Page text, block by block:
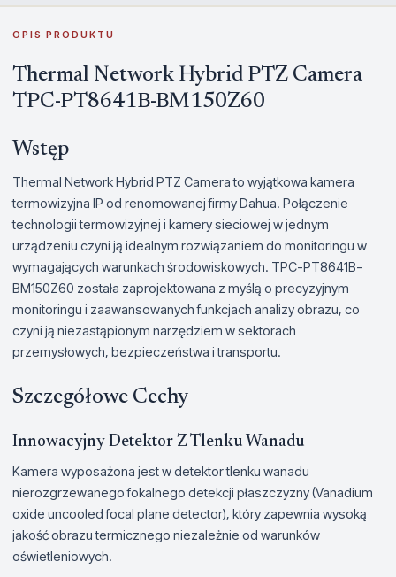
OPIS PRODUKTU
Thermal Network Hybrid PTZ Camera
TPC-PT8641B-BM150Z60
Wstęp
Thermal Network Hybrid PTZ Camera to wyjątkowa kamera
termowizyjna IP od renomowanej firmy Dahua. Połączenie
technologii termowizyjnej i kamery sieciowej w jednym
urządzeniu czyni ją idealnym rozwiązaniem do monitoringu w
wymagających warunkach środowiskowych. TPC-PT8641B-
BM150Z60 została zaprojektowana z myślą o precyzyjnym
monitoringu i zaawansowanych funkcjach analizy obrazu, co
czyni ją niezastąpionym narzędziem w sektorach
przemysłowych, bezpieczeństwa i transportu.
Szczegółowe Cechy
Innowacyjny Detektor Z Tlenku Wanadu
Kamera wyposażona jest w detektor tlenku wanadu
nierozgrzewanego fokalnego detekcji płaszczyzny (Vanadium
oxide uncooled focal plane detector), który zapewnia wysoką
jakość obrazu termicznego niezależnie od warunków
oświetleniowych.